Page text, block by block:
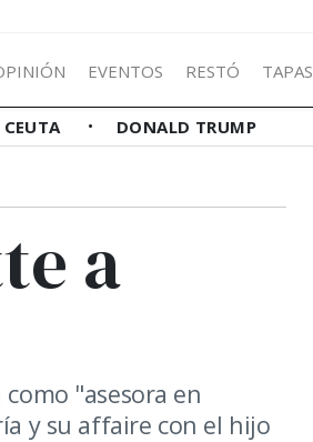
EVENTOS RESTÓ TAPAS
CEUTA DONALD TRUMP
a
"asesora en
y su affaire con el hijo